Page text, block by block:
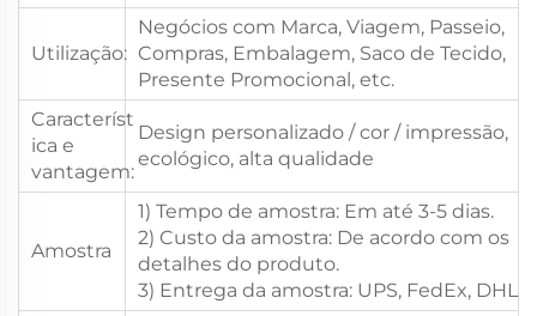
Utilização:
Negócios com Marca, Viagem, Passeio,
Compras, Embalagem, Saco de Tecido,
Presente Promocional, etc.
Característ
ica e
vantagem:
Design personalizado / cor / impressão,
ecológico, alta qualidade
Amostra
1) Tempo de amostra: Em até 3-5 dias.
2) Custo da amostra: De acordo com os
detalhes do produto.
3) Entrega da amostra: UPS, FedEx, DHL,